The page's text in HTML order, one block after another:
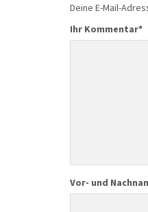
Deine E-Mail-
Ihr Kommentar*
Vor- und